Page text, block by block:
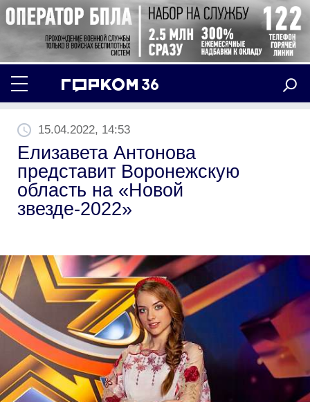
15.04.2022, 14:53
Елизавета Антонова
представит Воронежскую
область на «Новой
звезде-2022»